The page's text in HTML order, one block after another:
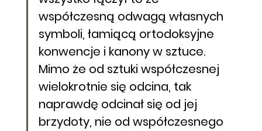
współczesną odwagą własnych
symboli, łamiącą ortodoksyjne
konwencje i kanony w sztuce.
Mimo że od sztuki współczesnej
wielokrotnie się odcina, tak
naprawdę odcinał się od jej
brzydoty, nie od współczesnego